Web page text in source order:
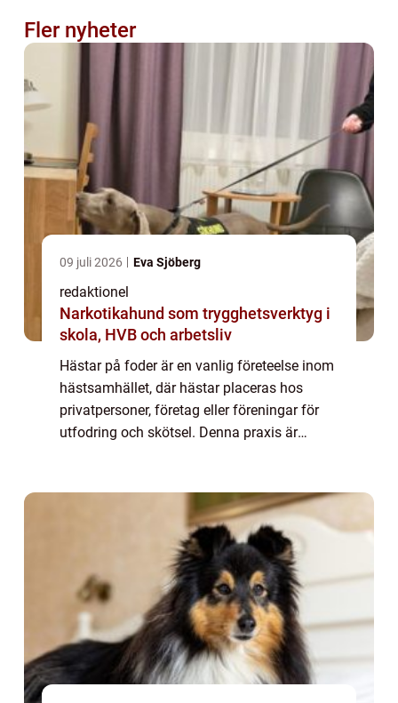
Fler nyheter
09 juli 2026 Eva Sjöberg
redaktionel
Narkotikahund som trygghetsverktyg i
skola, HVB och arbetsliv
Hästar på foder är en vanlig företeelse inom
hästsamhället, där hästar placeras hos
privatpersoner, företag eller föreningar för
utfodring och skötsel. Denna praxis är